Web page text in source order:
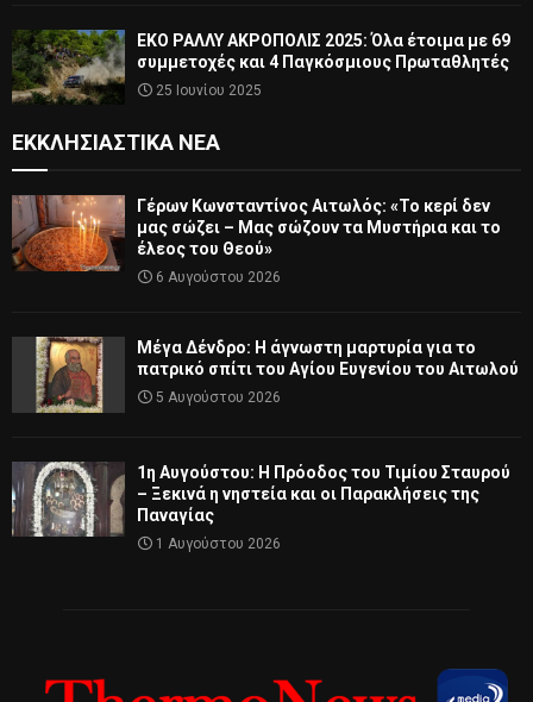
ΕΚΟ ΡΑΛΛΥ ΑΚΡΟΠΟΛΙΣ 2025: Όλα έτοιμα με 69
συμμετοχές και 4 Παγκόσμιους Πρωταθλητές
25 Ιουνίου 2025
ΕΚΚΛΗΣΙΑΣΤΙΚΆ ΝΈΑ
Γέρων Κωνσταντίνος Αιτωλός: «Το κερί δεν
μας σώζει – Μας σώζουν τα Μυστήρια και το
έλεος του Θεού»
6 Αυγούστου 2026
Μέγα Δένδρο: Η άγνωστη μαρτυρία για το
πατρικό σπίτι του Αγίου Ευγενίου του Αιτωλού
5 Αυγούστου 2026
1η Αυγούστου: Η Πρόοδος του Τιμίου Σταυρού
– Ξεκινά η νηστεία και οι Παρακλήσεις της
Παναγίας
1 Αυγούστου 2026